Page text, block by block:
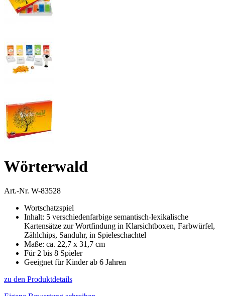
Wörterwald
Art.-Nr. W-83528
Wortschatzspiel
Inhalt: 5 verschiedenfarbige semantisch-lexikalische
Kartensätze zur Wortfindung in Klarsichtboxen, Farbwürfel,
Zählchips, Sanduhr, in Spieleschachtel
Maße: ca. 22,7 x 31,7 cm
Für 2 bis 8 Spieler
Geeignet für Kinder ab 6 Jahren
zu den Produktdetails